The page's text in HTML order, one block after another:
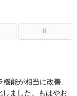
能が相当に改善、
ました。もはやお